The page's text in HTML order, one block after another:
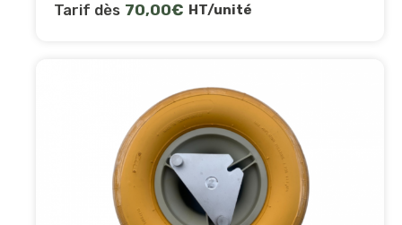
Tarif dès 70,00€ HT/unité